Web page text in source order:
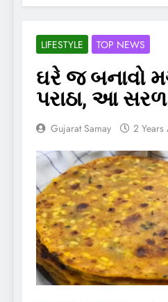
LIFESTYLE TOP NEWS
ઘરે જ બનાવો
પરાઠા, આ સરળ
Gujarat Samay 2 Years